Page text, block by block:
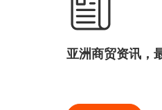
亚洲商贸资讯，